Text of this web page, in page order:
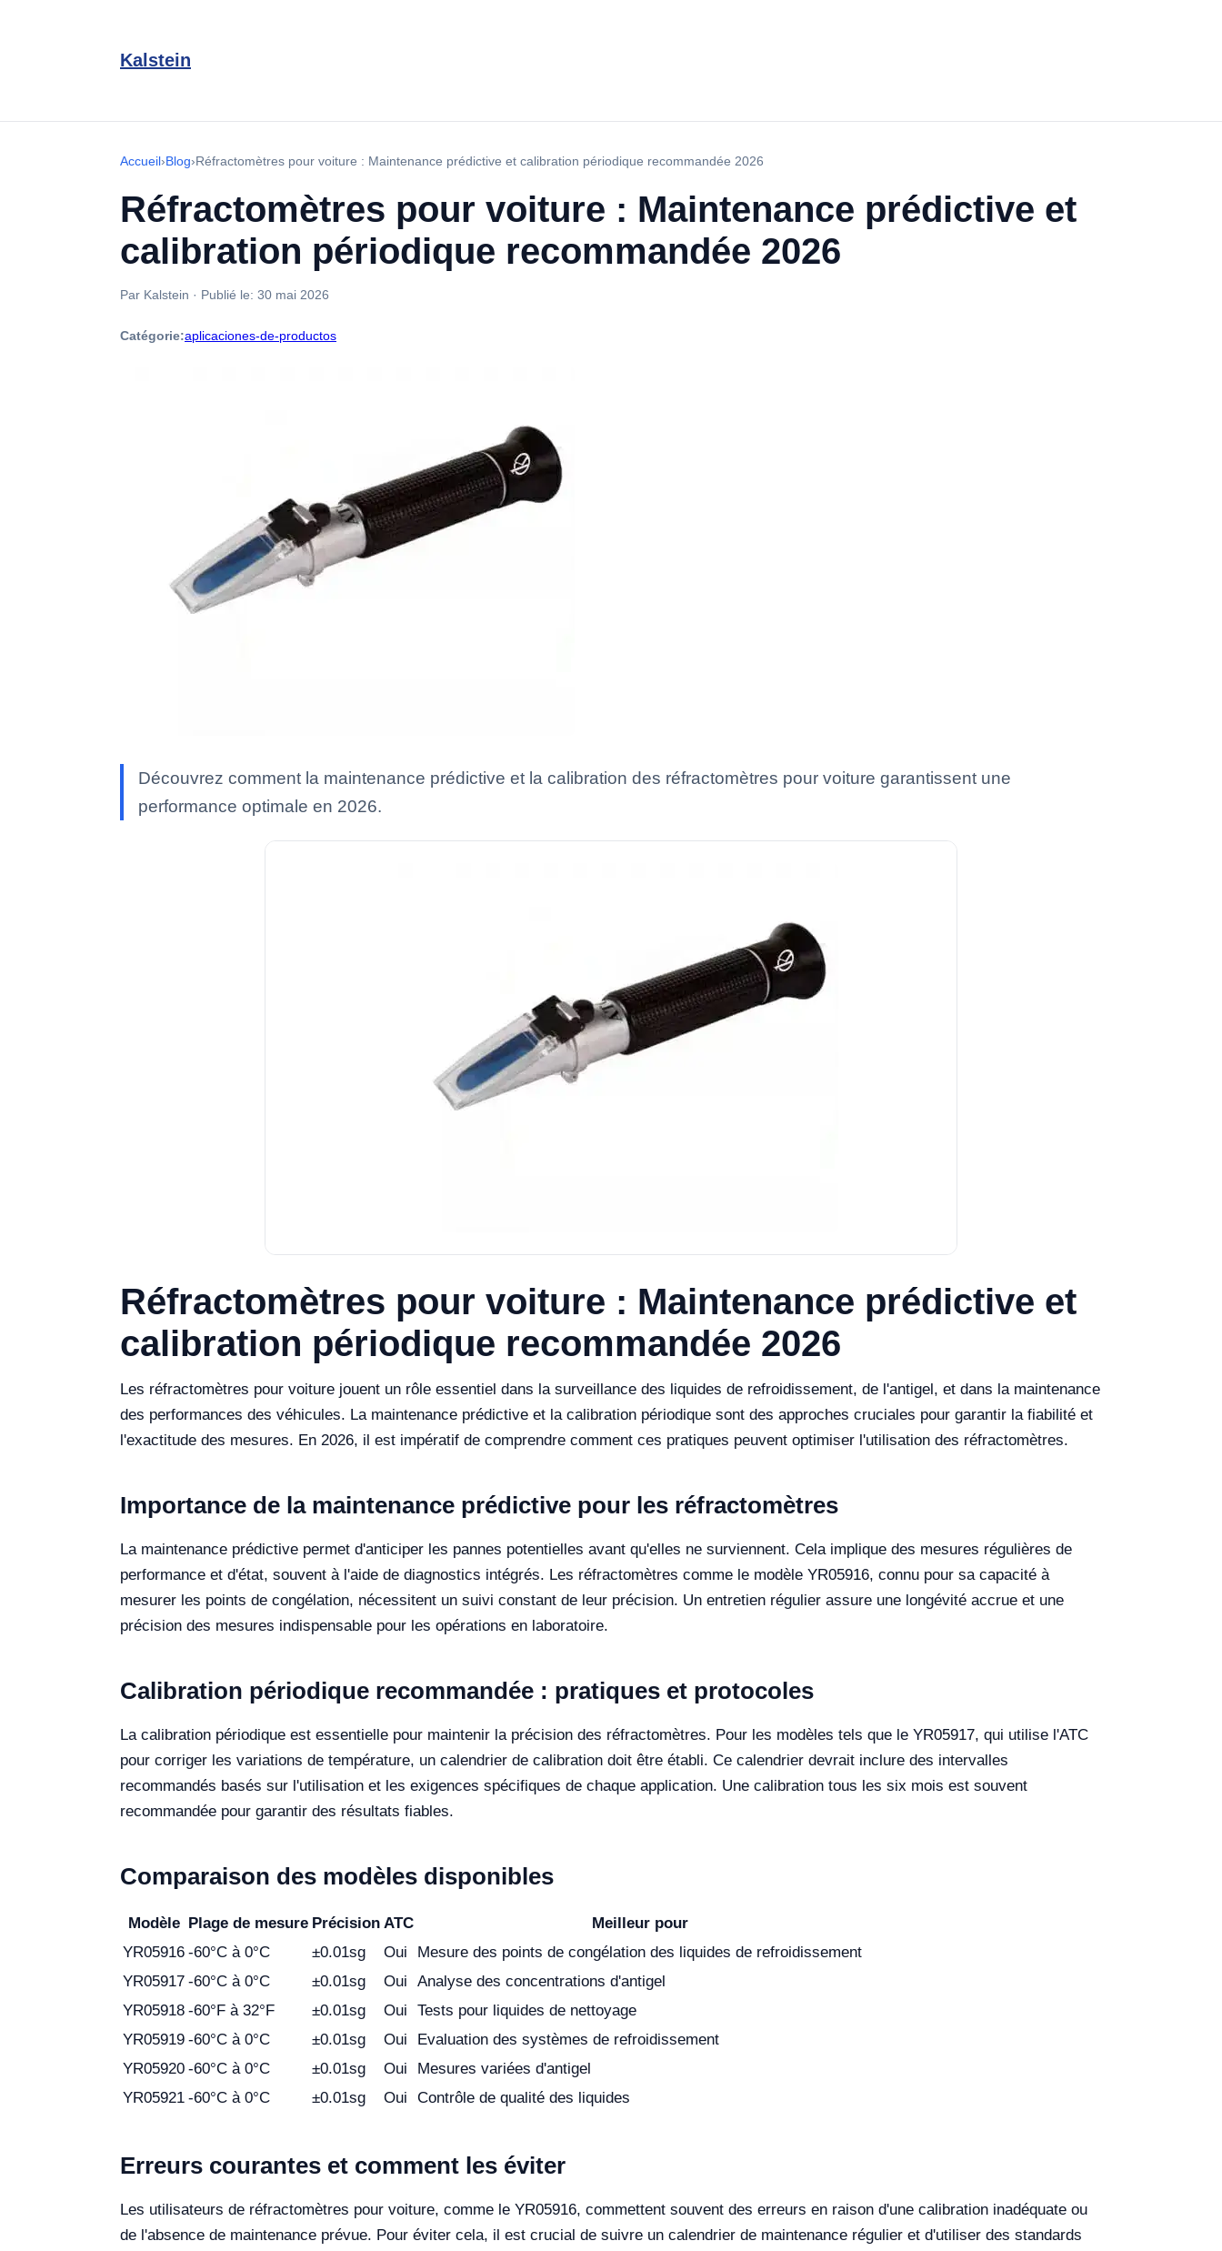
Kalstein
Accueil›Blog›Réfractomètres pour voiture : Maintenance prédictive et calibration périodique recommandée 2026
Réfractomètres pour voiture : Maintenance prédictive et
calibration périodique recommandée 2026
Par Kalstein · Publié le: 30 mai 2026
Catégorie:aplicaciones-de-productos
Découvrez comment la maintenance prédictive et la calibration des réfractomètres pour voiture garantissent une
performance optimale en 2026.
Réfractomètres pour voiture : Maintenance prédictive et
calibration périodique recommandée 2026
Les réfractomètres pour voiture jouent un rôle essentiel dans la surveillance des liquides de refroidissement, de l'antigel, et dans la maintenance
des performances des véhicules. La maintenance prédictive et la calibration périodique sont des approches cruciales pour garantir la fiabilité et
l'exactitude des mesures. En 2026, il est impératif de comprendre comment ces pratiques peuvent optimiser l'utilisation des réfractomètres.
Importance de la maintenance prédictive pour les réfractomètres
La maintenance prédictive permet d'anticiper les pannes potentielles avant qu'elles ne surviennent. Cela implique des mesures régulières de
performance et d'état, souvent à l'aide de diagnostics intégrés. Les réfractomètres comme le modèle YR05916, connu pour sa capacité à
mesurer les points de congélation, nécessitent un suivi constant de leur précision. Un entretien régulier assure une longévité accrue et une
précision des mesures indispensable pour les opérations en laboratoire.
Calibration périodique recommandée : pratiques et protocoles
La calibration périodique est essentielle pour maintenir la précision des réfractomètres. Pour les modèles tels que le YR05917, qui utilise l'ATC
pour corriger les variations de température, un calendrier de calibration doit être établi. Ce calendrier devrait inclure des intervalles
recommandés basés sur l'utilisation et les exigences spécifiques de chaque application. Une calibration tous les six mois est souvent
recommandée pour garantir des résultats fiables.
Comparaison des modèles disponibles
Modèle Plage de mesure Précision ATC
Meilleur pour
YR05916 -60°C à 0°C ±0.01sg Oui
Mesure des points de congélation des liquides de refroidissement
YR05917 -60°C à 0°C ±0.01sg Oui
Analyse des concentrations d'antigel
YR05918 -60°F à 32°F ±0.01sg Oui
Tests pour liquides de nettoyage
YR05919 -60°C à 0°C ±0.01sg Oui
Evaluation des systèmes de refroidissement
YR05920 -60°C à 0°C ±0.01sg Oui
Mesures variées d'antigel
YR05921 -60°C à 0°C ±0.01sg Oui Contrôle de qualité des liquides
Erreurs courantes et comment les éviter
Les utilisateurs de réfractomètres pour voiture, comme le YR05916, commettent souvent des erreurs en raison d'une calibration inadéquate ou
de l'absence de maintenance prévue. Pour éviter cela, il est crucial de suivre un calendrier de maintenance régulier et d'utiliser des standards